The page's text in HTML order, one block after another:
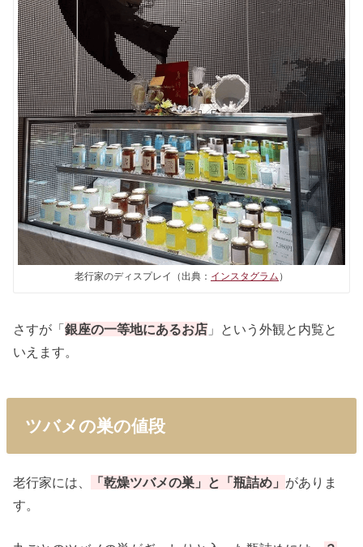
老行家のディスプレイ（出典： インスタグラム ）
さすが「銀座の一等地にあるお店 」という外観と内覧と
いえます。
ツバメの巣の値段
老行家には、 「乾燥ツバメの巣」と「瓶詰め」 がありま
す。